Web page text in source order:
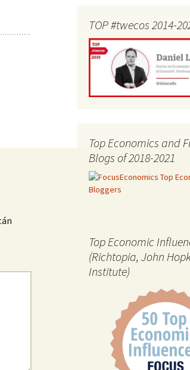
TOP #twecos 2014-
Top Economics and
Blogs of 2018-2021
Top Economic
(Richtopia, John
Institute)